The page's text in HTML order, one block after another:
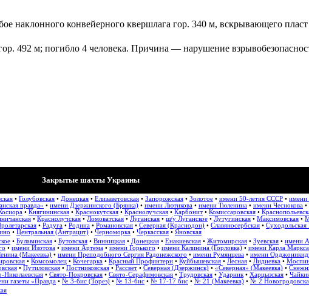
наклонного конвейерного квершлага гор. 340 м, вскрывающего
492 м; погибло 4 человека. Причина — нарушение
Закрытые шахты Украины
• Голубовская • Донецкая • Елизаветовская • Запорожская • Золотое • имени 50-летия СССР • имени
правда» • имени Дзержинского (Брянка) • имени Лютикова • имени Тюленина • имени Чеснокова •
• Княгининская • Краснокутская • Краснолучская • Карбонит • Комиссаровская •
• Краснолучская • Ломоватская • Луганская • ш/у Луганское • Лутугинская • Максимовская •
• Радуга • Родина • Романовская • Северная (Краснодон) • Славяносербская •
• Центральная (Антрацит) • Черноморка • Черкасская • Яновская
• Булавинская • Бутовская • Винницкая • Донецкая • Енакиевская • Житомирская • Зуевская • имени
• имени Изотова • имени Артема • имени Горького • имени Калинина (Горловка) • имени Карла Маркса
(Макеевка) • имени Преподобного Сергия Радонежского • имени Румянцева • имени
• Комсомолец • Кочегарка • Красный Профинтерн • Куйбышевская • Лесная • Лидиевка •
• Путиловская • Постниковская • Рассвет • Северная (Дзержинск) • «Северная» (Макеевка) •
Николаевская • Свято-Покровская • Свято-Серафимовская • Трудовская • Ударник • Харцызская •
газеты «Правда • № 3-бис (Торез) • № 13-бис • № 17-17 бис • № 21 (Макеевка) • № 2